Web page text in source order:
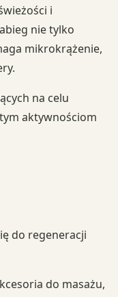
i
nie tylko
mikrokrążenie,
na celu
aktywnościom
do regeneracji
do masażu,